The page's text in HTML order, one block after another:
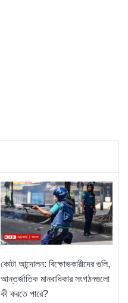
কোটা আন্দোলন: বিক্ষোভকারীদের গুলি,
আন্তর্জাতিক মানবাধিকার সংগঠনগুলো
কী করতে পারে?